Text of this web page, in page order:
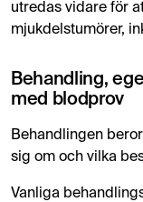
utredas vidare för
mjukdelstumörer,
Behandling,
med blodprov
Behandlingen
sig om och vilka
Vanliga